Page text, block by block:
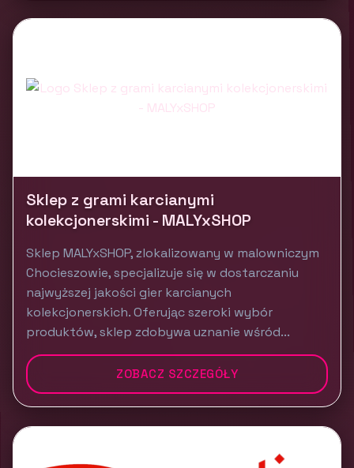
Sklep z grami karcianymi
kolekcjonerskimi - MALYxSHOP
Sklep MALYxSHOP, zlokalizowany w malowniczym
Chocieszowie, specjalizuje się w dostarczaniu
najwyższej jakości gier karcianych
kolekcjonerskich. Oferując szeroki wybór
produktów, sklep zdobywa uznanie wśród...
ZOBACZ SZCZEGÓŁY